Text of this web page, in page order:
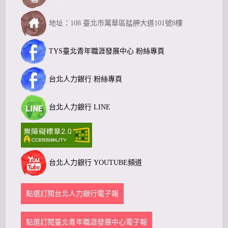
TYS臺北青年職涯發展中心 粉絲專頁
台北人力銀行 粉絲專頁
地址：108 臺北市萬華區艋舺大道101號8樓
台北人力銀行 LINE
台北人力銀行 YOUTUBE頻道
點選訂閱台北人力銀行電子報
點選訂閱臺北青年職涯發展中心電子報